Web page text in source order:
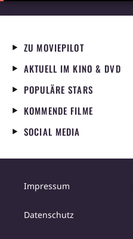
ZU MOVIEPILOT
AKTUELL IM KINO & DVD
POPULÄRE STARS
KOMMENDE FILME
SOCIAL MEDIA
Impressum
Datenschutz